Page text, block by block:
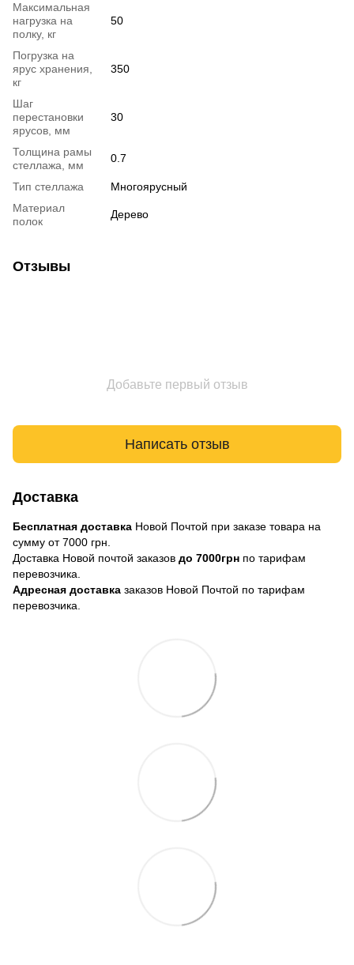
Максимальная
нагрузка на
полку, кг
50
Погрузка на
ярус хранения,
кг
350
Шаг
перестановки
ярусов, мм
30
Толщина рамы
стеллажа, мм
0.7
Тип стеллажа
Многоярусный
Материал
полок
Дерево
Отзывы
Добавьте первый отзыв
Написать отзыв
Доставка
Бесплатная доставка Новой Почтой при заказе товара на
сумму от 7000 грн.
Доставка Новой почтой заказов до 7000грн по тарифам
перевозчика.
Адресная доставка заказов Новой Почтой по тарифам
перевозчика.